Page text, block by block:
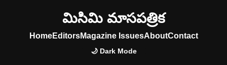
మిసిమి మాసపత్రిక
HomeEditorsMagazine IssuesAboutContact
🌙 Dark Mode